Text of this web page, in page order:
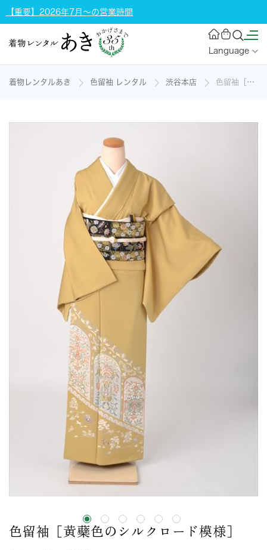
【重要】2026年7月～の営業時間
Language
着物レンタルあき 色留袖 レンタル 渋谷本店 色留袖［黄蘗色のシルクロード模様］の着物レンタル
色留袖［黄蘗色のシルクロード模様］